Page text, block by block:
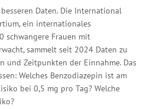
Daten. Die International
,ein internationales
schwangere Frauen mit
, sammelt seit 2024 Daten zu
und Zeitpunkten der Einnahme. Das
Welches Benzodiazepin ist am
bei 0,5 mg pro Tag? Welche